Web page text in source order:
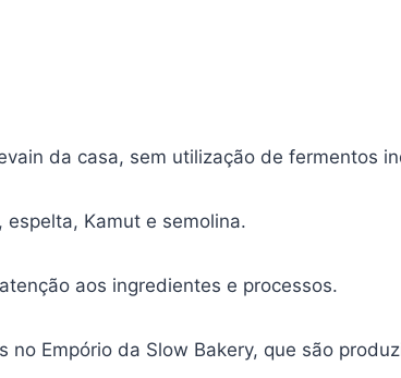
da casa, sem utilização de fermentos
Kamut e semolina.
aos ingredientes e processos.
Empório da Slow Bakery, que são